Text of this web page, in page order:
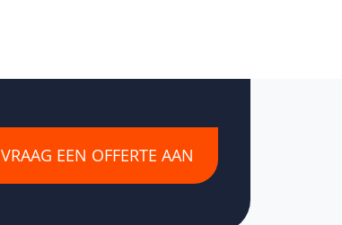
VRAAG EEN OFFERTE AAN